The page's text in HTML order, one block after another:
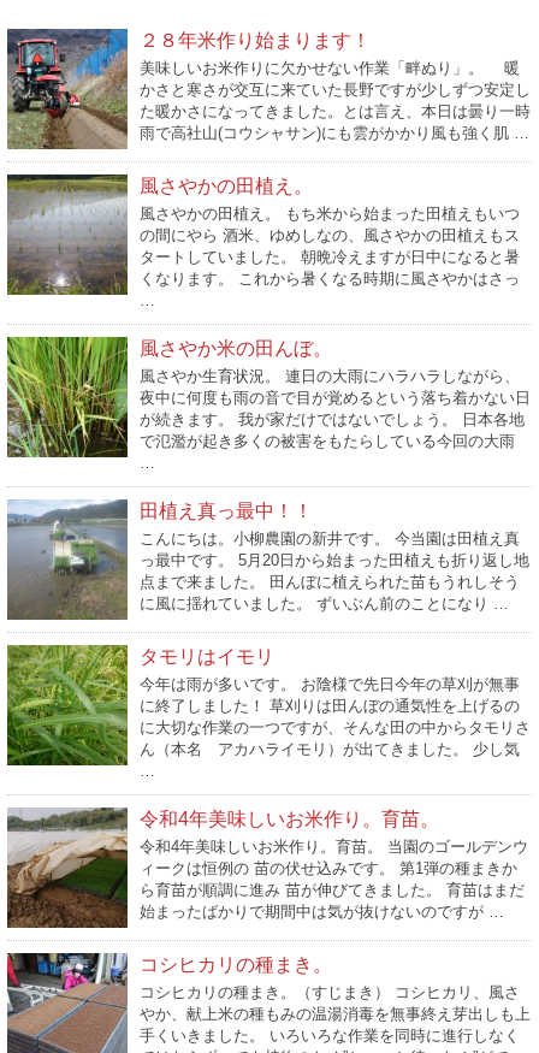
２８年米作り始まります！
美味しいお米作りに欠かせない作業「畔ぬり」。 暖
かさと寒さが交互に来ていた長野ですが少しずつ安定し
た暖かさになってきました。とは言え、本日は曇り一時
雨で高社山(コウシャサン)にも雲がかかり風も強く肌 …
風さやかの田植え。
風さやかの田植え。 もち米から始まった田植えもいつ
の間にやら 酒米、ゆめしなの、風さやかの田植えもス
タートしていました。 朝晩冷えますが日中になると暑
くなります。 これから暑くなる時期に風さやかはさっ
風さやか米の田んぼ。
風さやか生育状況。 連日の大雨にハラハラしながら、
夜中に何度も雨の音で目が覚めるという落ち着かない日
が続きます。 我が家だけではないでしょう。 日本各地
で氾濫が起き多くの被害をもたらしている今回の大雨
田植え真っ最中！！
こんにちは。小柳農園の新井です。 今当園は田植え真
っ最中です。 5月20日から始まった田植えも折り返し地
点まで来ました。 田んぼに植えられた苗もうれしそう
に風に揺れていました。 ずいぶん前のことになり …
タモリはイモリ
今年は雨が多いです。 お陰様で先日今年の草刈が無事
に終了しました！ 草刈りは田んぼの通気性を上げるの
に大切な作業の一つですが、そんな田の中からタモリさ
ん（本名 アカハライモリ）が出てきました。 少し気
令和4年美味しいお米作り。育苗。
令和4年美味しいお米作り。育苗。 当園のゴールデンウ
ィークは恒例の 苗の伏せ込みです。 第1弾の種まきか
ら育苗が順調に進み 苗が伸びてきました。 育苗はまだ
始まったばかりで期間中は気が抜けないのですが …
コシヒカリの種まき。
コシヒカリの種まき。（すじまき） コシヒカリ、風さ
やか、献上米の種もみの温湯消毒を無事終え芽出しも上
手くいきました。 いろいろな作業を同時に進行しなく